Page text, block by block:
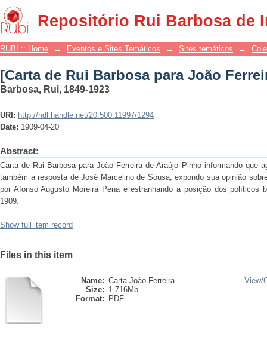
Repositório Rui Barbosa de
[Carta de Rui Barbosa para João
RUBI :: Home → Eventos e Sites Temáticos → Sites temáticos →
[Carta de Rui Barbosa para João
Barbosa, Rui, 1849-1923
URI: http://hdl.handle.net/20.500.11997/1294
Date: 1909-04-20
Abstract:
Carta de Rui Barbosa para João Ferreira de Araújo Pinho informando que
também a resposta de José Marcelino de Sousa, expondo sua opinião
por Afonso Augusto Moreira Pena e estranhando a posição dos políticos
1909.
Show full item record
Files in this item
Name: Carta João Ferreira ...
Size: 1.716Mb
Format:
PDF
View/